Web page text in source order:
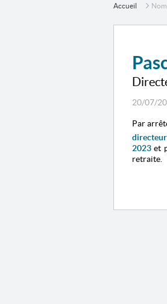
Accueil
20/07/
Par
directeur
2023 et
retraite.